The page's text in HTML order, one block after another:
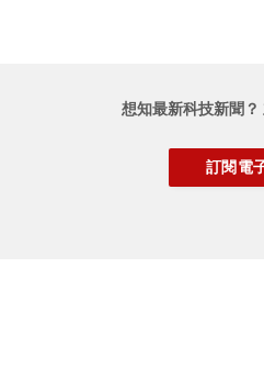
想知最新科技新聞？